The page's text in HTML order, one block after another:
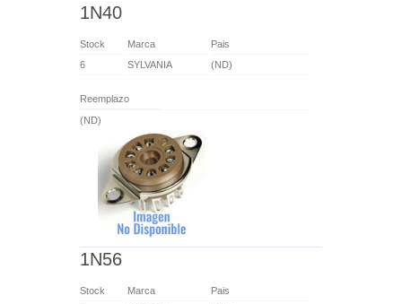
1N40
Stock Marca
Pais
6
SYLVANIA (ND)
Reemplazo
(ND)
1N56
Stock Marca
Pais